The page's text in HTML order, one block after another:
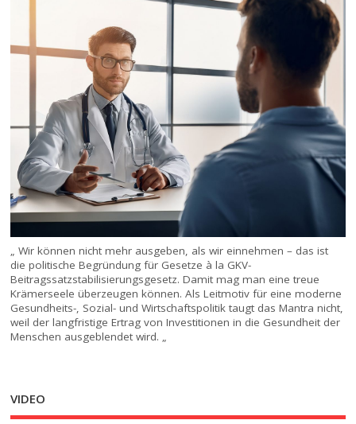
„ Wir können nicht mehr ausgeben, als wir einnehmen – das ist
die politische Begründung für Gesetze à la GKV-
Beitragssatzstabilisierungsgesetz. Damit mag man eine treue
Krämerseele überzeugen können. Als Leitmotiv für eine moderne
Gesundheits-, Sozial- und Wirtschaftspolitik taugt das Mantra nicht,
weil der langfristige Ertrag von Investitionen in die Gesundheit der
Menschen ausgeblendet wird. „
VIDEO